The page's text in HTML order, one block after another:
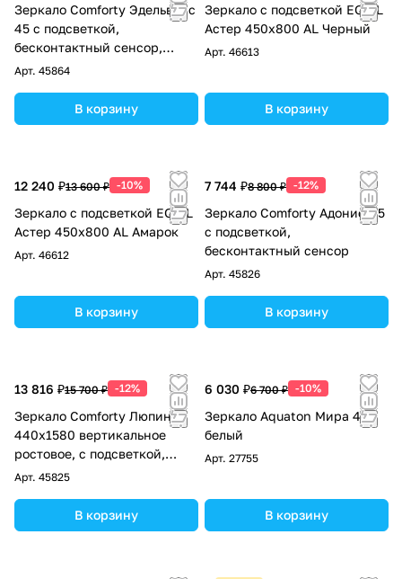
Зеркало Comforty Эдельвейс
45 с подсветкой,
бесконтактный сенсор,
антизапотевание
Арт. 45864
В корзину
Зеркало с подсветкой EQUIL
Астер 450х800 AL Черный
Арт. 46613
В корзину
12 240 ₽13 600 ₽ -10%
Зеркало с подсветкой EQUIL
Астер 450х800 AL Амарок
Арт. 46612
В корзину
7 744 ₽8 800 ₽ -12%
Зеркало Comforty Адонис-45
с подсветкой,
бесконтактный сенсор
Арт. 45826
В корзину
13 816 ₽15 700 ₽ -12%
Зеркало Comforty Люпин
440x1580 вертикальное
ростовое, с подсветкой,
бесконтактный сенсор
Арт. 45825
В корзину
6 030 ₽6 700 ₽ -10%
Зеркало Aquaton Мира 47
белый
Арт. 27755
В корзину